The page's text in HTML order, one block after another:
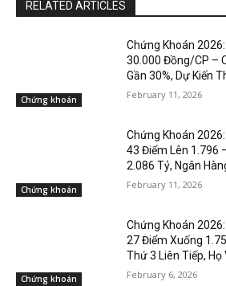
RELATED ARTICLES
Chứng khoán
Chứng Khoán
30.000 Đồng/CP –
Gần 30%, Dự Kiến
February 11, 2026
Chứng khoán
Chứng Khoán
43 Điểm Lên 1.796
2.086 Tỷ, Ngân
February 11, 2026
Chứng khoán
Chứng Khoán
27 Điểm Xuống
Thứ 3 Liên Tiếp, Họ
February 6, 2026